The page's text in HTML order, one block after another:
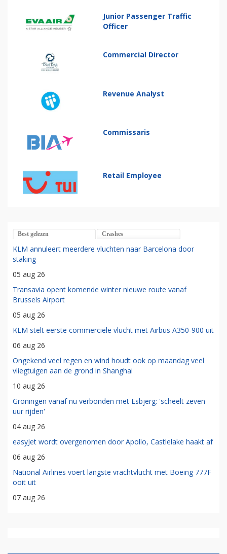
Junior Passenger Traffic
Officer
Commercial Director
Revenue Analyst
Commissaris
Retail Employee
Best gelezen Crashes
KLM annuleert meerdere vluchten naar Barcelona door
staking
05 aug 26
Transavia opent komende winter nieuwe route vanaf
Brussels Airport
05 aug 26
KLM stelt eerste commerciële vlucht met Airbus A350-900 uit
06 aug 26
Ongekend veel regen en wind houdt ook op maandag veel
vliegtuigen aan de grond in Shanghai
10 aug 26
Groningen vanaf nu verbonden met Esbjerg: 'scheelt zeven
uur rijden'
04 aug 26
easyJet wordt overgenomen door Apollo, Castlelake haakt af
06 aug 26
National Airlines voert langste vrachtvlucht met Boeing 777F
ooit uit
07 aug 26